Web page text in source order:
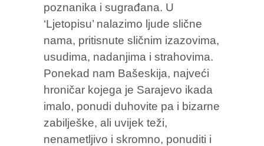
poznanika i sugrađana. U
‘Ljetopisu’ nalazimo ljude slične
nama, pritisnute sličnim izazovima,
usudima, nadanjima i strahovima.
Ponekad nam Bašeskija, najveći
hroničar kojega je Sarajevo ikada
imalo, ponudi duhovite pa i bizarne
zabilješke, ali uvijek teži,
nenametljivo i skromno, ponuditi i